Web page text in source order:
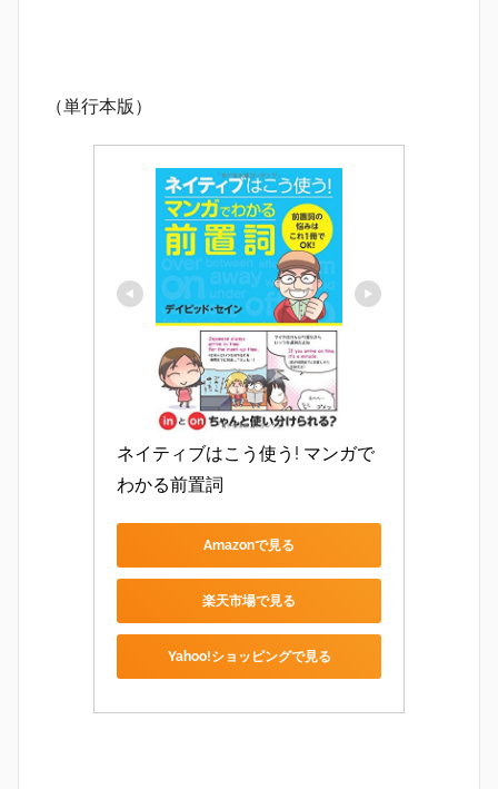
（単行本版）
ネイティブはこう使う! マンガで
わかる前置詞
Amazonで見る
楽天市場で見る
Yahoo!ショッピングで見る